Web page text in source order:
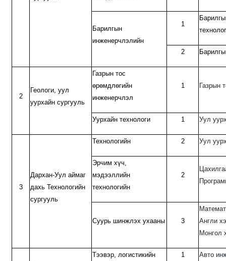
Барилгын
инженерчлэлийн
1
2
2
Геологи, уул
уурхайн сургууль
Газрын тос
өрөмдлөгийн
инженерчлэл
1 Газрын
Уурхайн технологи 1 Уул
3
Дархан-Уул аймаг
дахь Технологийн
сургууль
Технологийн 2 Уул
Эрчим хүч,
мэдээллийн
технологийн
2
Суурь шинжлэх ухааны 3
Англи
Монгол
Тээвэр, логистикийн 1 Авто